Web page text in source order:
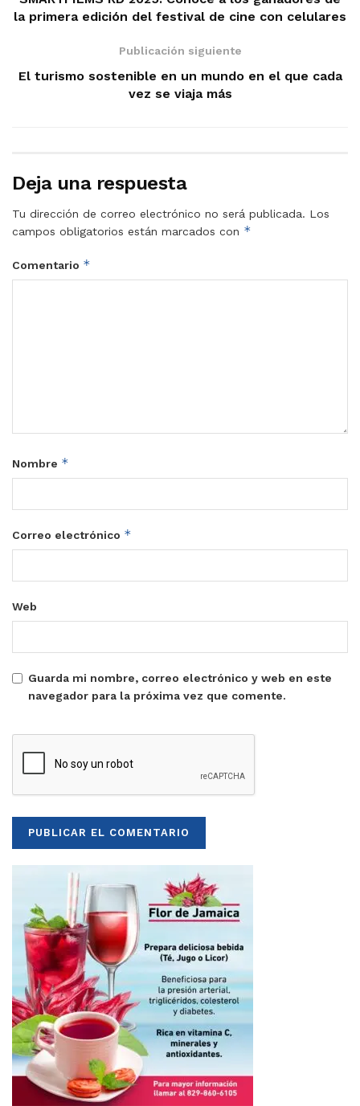
la primera edición del festival de cine con celulares
Publicación siguiente
El turismo sostenible en un mundo en el que cada
vez se viaja más
Deja una respuesta
Tu dirección de correo electrónico no será publicada. Los
campos obligatorios están marcados con *
Comentario *
Nombre *
Correo electrónico *
Web
Guarda mi nombre, correo electrónico y web en este
navegador para la próxima vez que comente.